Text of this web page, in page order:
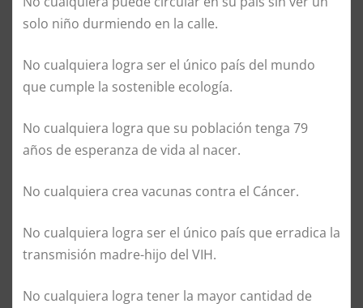
solo niño durmiendo en la calle.
No cualquiera logra ser el único país del mundo
que cumple la sostenible ecología.
No cualquiera logra que su población tenga 79
años de esperanza de vida al nacer.
No cualquiera crea vacunas contra el Cáncer.
No cualquiera logra ser el único país que erradica la
transmisión madre-hijo del VIH.
No cualquiera logra tener la mayor cantidad de